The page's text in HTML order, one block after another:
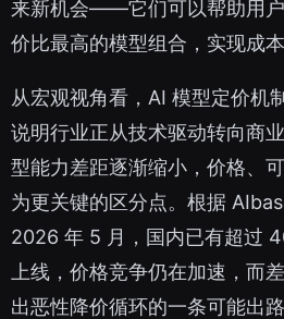
来新机会——它们可以帮助用
价比最高的模型组合，实现成本
从宏观视角看，AI 模型定价机
说明行业正从技术驱动转向商
型能力差距逐渐缩小，价格、
为更关键的区分点。根据
2026 年 5 月，国内已有超过
上线，价格竞争仍在加速，而
出恶性降价循环的一条可能出路